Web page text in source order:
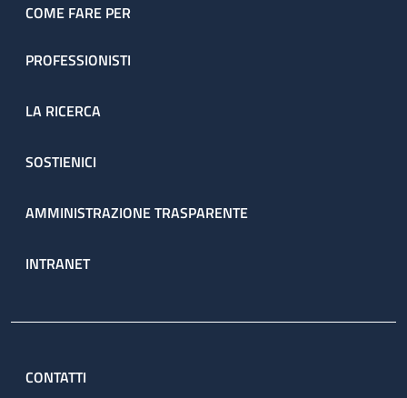
COME FARE PER
PROFESSIONISTI
LA RICERCA
SOSTIENICI
AMMINISTRAZIONE TRASPARENTE
INTRANET
CONTATTI